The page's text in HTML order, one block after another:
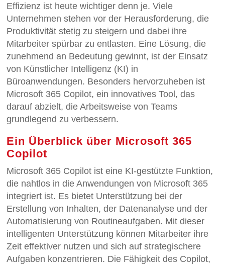
Effizienz ist heute wichtiger denn je. Viele
Unternehmen stehen vor der Herausforderung, die
Produktivität stetig zu steigern und dabei ihre
Mitarbeiter spürbar zu entlasten. Eine Lösung, die
zunehmend an Bedeutung gewinnt, ist der Einsatz
von Künstlicher Intelligenz (KI) in
Büroanwendungen. Besonders hervorzuheben ist
Microsoft 365 Copilot, ein innovatives Tool, das
darauf abzielt, die Arbeitsweise von Teams
grundlegend zu verbessern.
Ein Überblick über Microsoft 365
Copilot
Microsoft 365 Copilot ist eine KI-gestützte Funktion,
die nahtlos in die Anwendungen von Microsoft 365
integriert ist. Es bietet Unterstützung bei der
Erstellung von Inhalten, der Datenanalyse und der
Automatisierung von Routineaufgaben. Mit dieser
intelligenten Unterstützung können Mitarbeiter ihre
Zeit effektiver nutzen und sich auf strategischere
Aufgaben konzentrieren. Die Fähigkeit des Copilot,